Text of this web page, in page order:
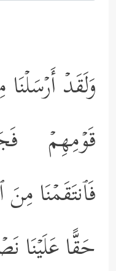
وَلَقَدۡ
قَوۡمِهِمۡ
فَٱنتَقَمۡنَا
حَقًّا عَلَیۡنَا